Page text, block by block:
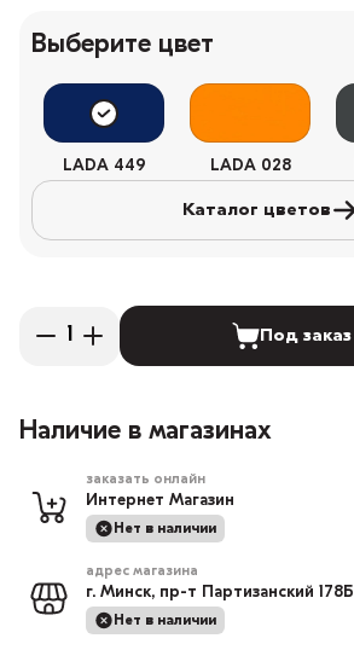
Выберите цвет
LADA 449 LADA 028
Каталог цветов
Под заказ
Наличие в магазинах
заказать онлайн
Интернет Магазин
Нет в наличии
адрес магазина
г. Минск, пр-т Партизанский 178Б
Нет в наличии